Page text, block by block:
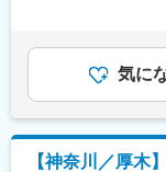
ご自身の興味
業を選択いた
いただくなど
学んだ内容や
め、スキルア
また、経験を
り、技術者と
※ご経験スキ
います。ご面
います。
■未経験の方の
エンジニア未
の金額であり
額)は固定手当
気に
【神奈川／厚木